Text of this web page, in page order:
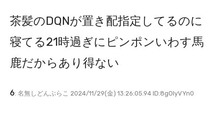
茶髪のDQNが置き配指定してるのに
寝てる21時過ぎにピンポンいわす馬
鹿だからあり得ない
6: 名無しどんぶらこ 2024/11/29(金) 13:26:05.94 ID:8gOlyVYn0